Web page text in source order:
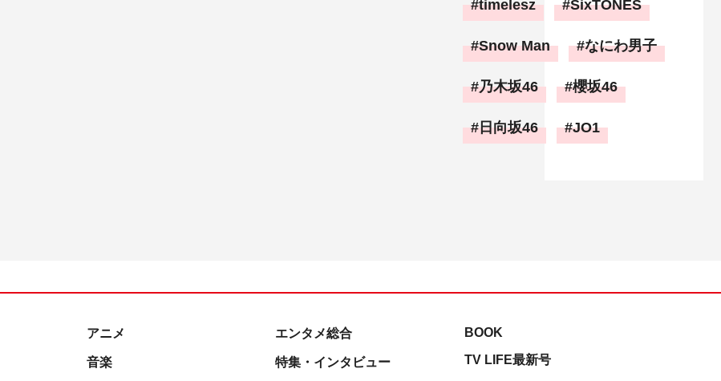
timelesz SixTONES
Snow Man なにわ男子
乃木坂46 櫻坂46
日向坂46 JO1
アニメ
音楽
エンタメ総合
特集・インタビュー
BOOK
TV LIFE最新号